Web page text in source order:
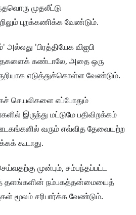
முதலீட்டு
புறக்கணிக்க வேண்டும்.
'பிரத்தியேக விஐபி
கண்டாலே, அதை ஒரு
எடுத்துக்கொள்ள வேண்டும்.
செயலிகளை எப்போதும்
இருந்து மட்டுமே பதிவிறக்கம்
வரும் எவ்வித தேவையற்ற
கூடாது.
முன்பும், சம்பந்தப்பட்ட
தளங்களின் நம்பகத்தன்மையைத்
மூலம் சரிபார்க்க வேண்டும்.